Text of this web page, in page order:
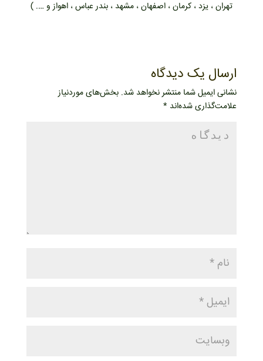
تهران ، یزد ، کرمان ، اصفهان ، مشهد ، بندر عباس ، اهواز و …. )
ارسال یک دیدگاه
نشانی ایمیل شما منتشر نخواهد شد. بخش‌های موردنیاز
علامت‌گذاری شده‌اند *